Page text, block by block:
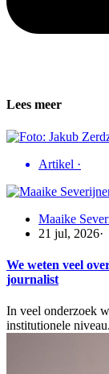
Lees meer
Artikel ·
Maaike
21 jul, 2026·
We weten veel
journalist
In veel onderzoek
institutionele